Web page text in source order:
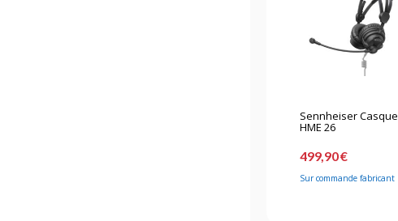
Sennheiser Casque
HME 26
499,90 €
Sur commande fabricant